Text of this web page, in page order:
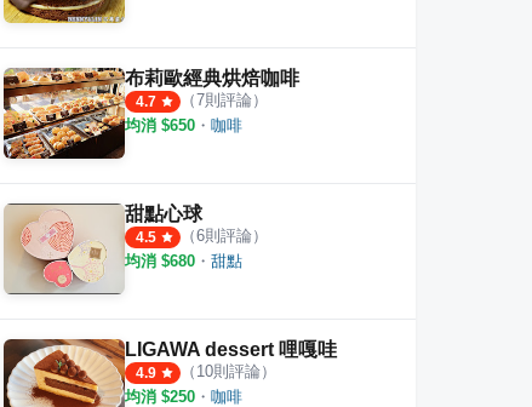
布莉歐經典烘焙咖啡
4.7 （7則評論）
均消 $650 ・ 咖啡
甜點心球
4.5 （6則評論）
均消 $680 ・ 甜點
LIGAWA dessert 哩嘎哇
4.9 （ 10則評論）
均消 $250 ・ 咖啡